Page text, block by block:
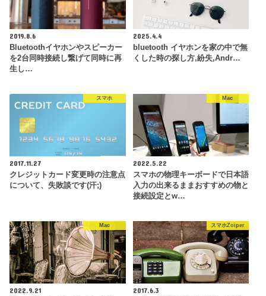
2019.8.6
Bluetoothイヤホンやスピーカー
を2台同時接続し繋げて同時に再
生し…
2025.4.4
bluetooth イヤホンを家の中で無
くした時の探し方,紛失,Andr…
スマホ
2017.11.27
クレジットカード変更時の注意点
について、失敗談です(汗;)
Mac
2022.5.22
スマホの物理キーボードで日本語
入力の出来るままおすすめの物と
接続設定とw…
Mac
2022.9.21
スマホZoiper
2017.6.3